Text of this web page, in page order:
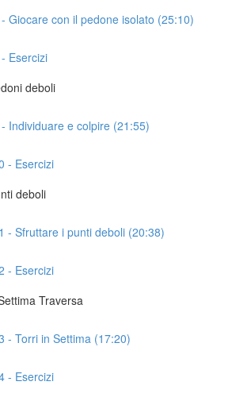
Giocare con il pedone isolato (25:10)
Esercizi
deboli
Individuare e colpire (21:55)
- Esercizi
deboli
- Sfruttare i punti deboli (20:38)
- Esercizi
Traversa
- Torri in Settima (17:20)
- Esercizi